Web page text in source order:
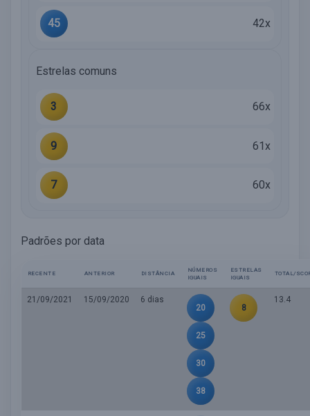
45 42x
Estrelas comuns
3 66x
9 61x
7 60x
Padrões por data
RECENTE ANTERIOR DISTÂNCIA
NÚMEROS
IGUAIS
ESTRELAS
IGUAIS
TOTAL/
21/09/2021 15/09/2020
6 dias
20
25
30
38
8
13.4